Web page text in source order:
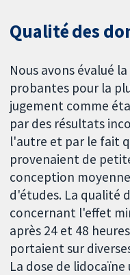
Qualité des
Nous avons évalué
probantes pour la
jugement comme
par des résultats
l'autre et par le fait
provenaient de
conception
d'études. La qualité
concernant l'effet
après 24 et 48
portaient sur
La dose de